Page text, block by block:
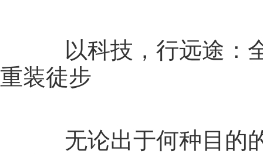
以科技，行远途：全
重装徒步
无论出于何种目的的